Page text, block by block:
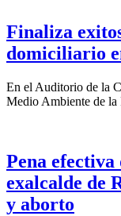
Finaliza
domiciliario
En el Auditorio de la
Medio Ambiente de
Pena efectiva
exalcalde de
y aborto